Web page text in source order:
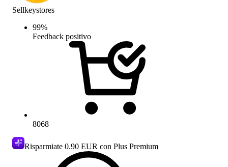
Sellkeystores
99%
Feedback positivo
8068
Risparmiate 0.90 EUR con Plus Premium